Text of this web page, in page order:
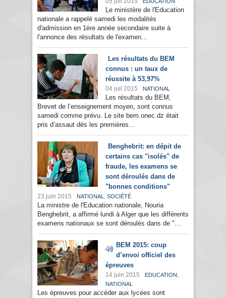
Le ministère de l'Education
nationale a rappelé samedi les modalités
d'admission en 1ère année secondaire suite à
l'annonce des résultats de l'examen...
Les résultats du BEM
connus : un taux de
réussite à 53,97%
04 juil 2015 NATIONAL
Les résultats du BEM,
Brevet de l’enseignement moyen, sont connus
samedi comme prévu. Le site bem.onec.dz était
pris d’assaut dès les premières...
Benghebrit: en dépit de
certains cas "isolés" de
fraude, les examens se
sont déroulés dans de
"bonnes conditions"
23 juin 2015 NATIONAL , SOCIÉTÉ
La ministre de l'Education nationale, Nouria
Benghebrit, a affirmé lundi à Alger que les différents
examens nationaux se sont déroulés dans de "...
BEM 2015: coup
d’envoi officiel des
épreuves
14 juin 2015 EDUCATION ,
NATIONAL
Les épreuves pour accéder aux lycées sont